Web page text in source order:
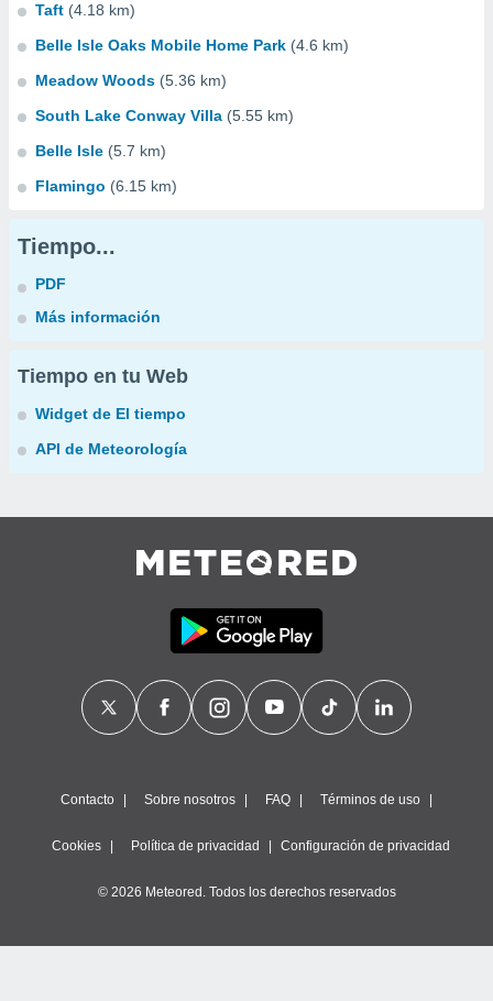
Taft (4.18 km)
Belle Isle Oaks Mobile Home Park (4.6 km)
Meadow Woods (5.36 km)
South Lake Conway Villa (5.55 km)
Belle Isle (5.7 km)
Flamingo (6.15 km)
Tiempo...
PDF
Más información
Tiempo en tu Web
Widget de El tiempo
API de Meteorología
Contacto Sobre nosotros FAQ Términos de uso
Cookies Política de privacidad Configuración de privacidad
© 2026 Meteored. Todos los derechos reservados